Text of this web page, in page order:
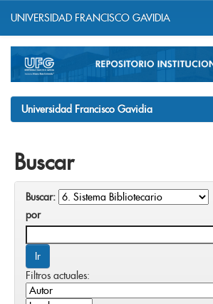
navigation
UNIVERSIDAD FRANCISCO GAVIDIA
Universidad Francisco Gavidia
Buscar
Buscar:
por
Filtros actuales: